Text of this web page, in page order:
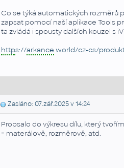
Co se týká automatických rozměrů
zapsat pomocí naší aplikace Tools
ta zvládá i spousty dalších kouzel s
https://arkance.world/cz-cs/
Zasláno: 07.zář.2025 v 14:24
Propsalo do výkresu dílu, který
= materálově, rozměrově, atd.